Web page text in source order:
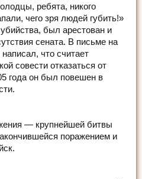
ребята, никого
чего зря людей губить!»
был арестован и
сената. В письме на
что считает
совести отказаться от
года он был повешен в
— крупнейшей битвы
поражением и